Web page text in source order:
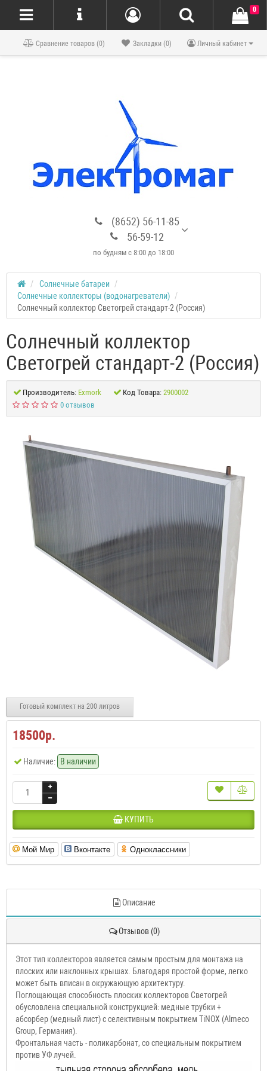
Блог
Личный кабинет
Закладки (0)
Сравнение товаров (0)
(8652) 56-11-85
56-59-12
по будням с 8:00 до 18:00
0
Солнечные батареи
Солнечные коллекторы (водонагреватели)
Солнечный коллектор Светогрей стандарт-2 (Россия)
Солнечный коллектор
Светогрей стандарт-2 (Россия)
Производитель: Exmork Код Товара: 2900002
0 отзывов
Готовый комплект на 200 литров
18500р.
Наличие: В наличии
КУПИТЬ
Мой Мир Вконтакте Одноклассники
Описание
Отзывов (0)
Этот тип коллекторов является самым простым для монтажа на
плоских или наклонных крышах. Благодаря простой форме, легко
может быть вписан в окружающую архитектуру.
Поглощающая способность плоских коллекторов Светогрей
обусловлена специальной конструкцией: медные трубки +
абсорбер (медный лист) с селективным покрытием TiNOX (Almeco
Group, Германия).
Фронтальная часть - поликарбонат, со специальным покрытием
против УФ лучей.